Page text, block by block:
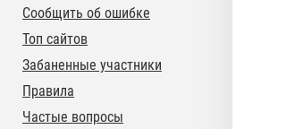
Сообщить об ошибке
Топ сайтов
Забаненные участники
Правила
Частые вопросы